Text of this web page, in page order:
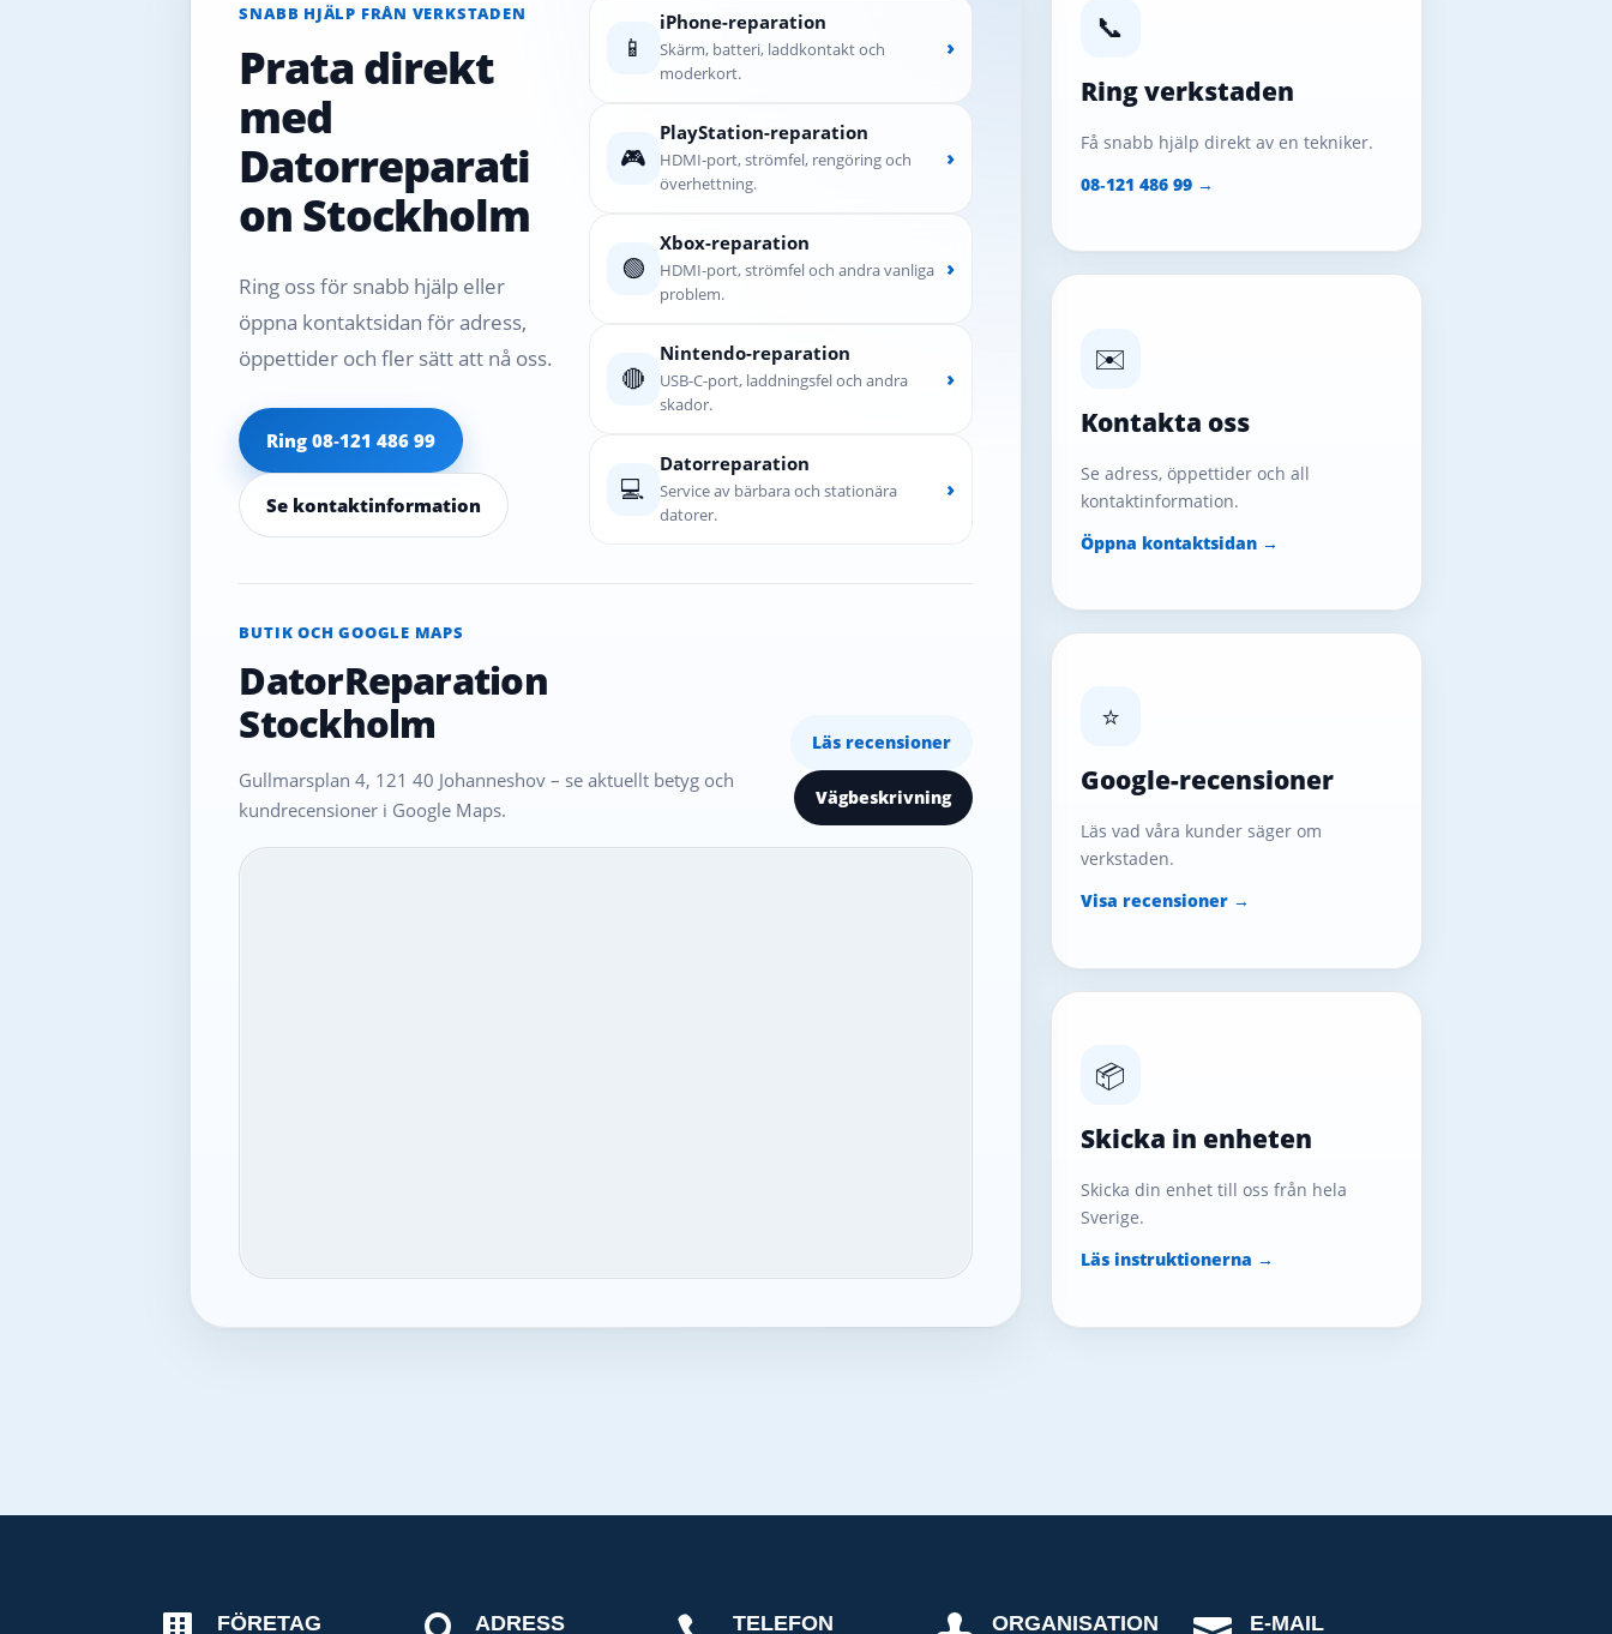
SNABB HJÄLP FRÅN VERKSTADEN
Prata direkt
med
Datorreparati
on Stockholm
Ring oss för snabb hjälp eller
öppna kontaktsidan för adress,
öppettider och fler sätt att nå oss.
Ring 08‑121 486 99
Se kontaktinformation
📱
iPhone-reparation
Skärm, batteri, laddkontakt och
moderkort.
›
🎮
PlayStation-reparation
HDMI-port, strömfel, rengöring och
överhettning.
›
🟢
Xbox-reparation
HDMI-port, strömfel och andra vanliga
problem.
›
🔴
Nintendo-reparation
USB-C-port, laddningsfel och andra
skador.
›
💻
Datorreparation
Service av bärbara och stationära
datorer.
›
BUTIK OCH GOOGLE MAPS
DatorReparation
Stockholm
Gullmarsplan 4, 121 40 Johanneshov – se aktuellt betyg och
kundrecensioner i Google Maps.
Läs recensioner
Vägbeskrivning
📞
Ring verkstaden
Få snabb hjälp direkt av en tekniker.
08‑121 486 99 →
✉️
Kontakta oss
Se adress, öppettider och all
kontaktinformation.
Öppna kontaktsidan →
⭐
Google-recensioner
Läs vad våra kunder säger om
verkstaden.
Visa recensioner →
📦
Skicka in enheten
Skicka din enhet till oss från hela
Sverige.
Läs instruktionerna →
FÖRETAG ADRESS TELEFON ORGANISATION E-MAIL